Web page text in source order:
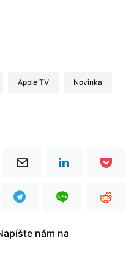
Apple TV Novinka
nám na